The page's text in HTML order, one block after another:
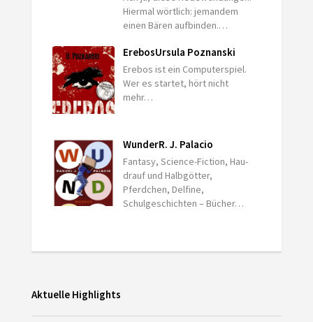
Hiermal wörtlich: jemandem
einen Bären aufbinden.…
ErebosUrsula Poznanski
Erebos ist ein Computerspiel.
Wer es startet, hört nicht
mehr…
WunderR. J. Palacio
Fantasy, Science-Fiction, Hau-
drauf und Halbgötter,
Pferdchen, Delfine,
Schulgeschichten – Bücher…
Aktuelle Highlights